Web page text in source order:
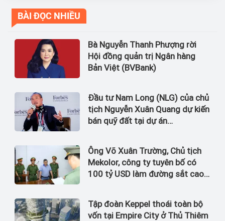
BÀI ĐỌC NHIỀU
Bà Nguyễn Thanh Phượng rời
Hội đồng quản trị Ngân hàng
Bản Việt (BVBank)
Đầu tư Nam Long (NLG) của chủ
tịch Nguyễn Xuân Quang dự kiến
bán quỹ đất tại dự án
Ông Võ Xuân Trường, Chủ tịch
Mekolor, công ty tuyên bố có
100 tỷ USD làm đường sắt cao
Tập đoàn Keppel thoái toàn bộ
vốn tại Empire City ở Thủ Thiêm